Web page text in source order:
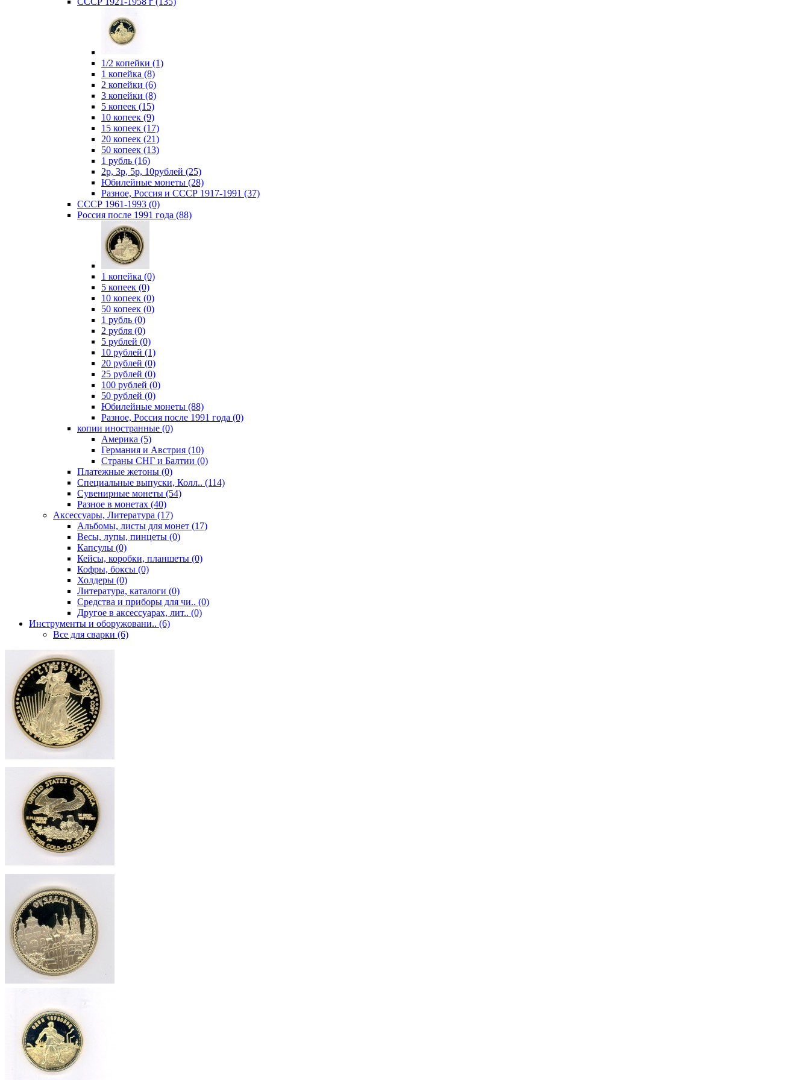
1/2 копейки (1)
1 копейка (8)
2 копейки (6)
3 копейки (8)
5 копеек (15)
10 копеек (9)
15 копеек (17)
20 копеек (21)
50 копеек (13)
1 рубль (16)
2р, 3р, 5р, 10рублей (25)
Юбилейные монеты (28)
Разное, Россия и СССР 1917-1991 (37)
СССР 1961-1993 (0)
Россия после 1991 года (88)
1 копейка (0)
5 копеек (0)
10 копеек (0)
50 копеек (0)
1 рубль (0)
2 рубля (0)
5 рублей (0)
10 рублей (1)
20 рублей (0)
25 рублей (0)
100 рублей (0)
50 рублей (0)
Юбилейные монеты (88)
Разное, Россия после 1991 года (0)
копии иностранные (0)
Америка (5)
Германия и Австрия (10)
Страны СНГ и Балтии (0)
Платежные жетоны (0)
Специальные выпуски, Колл.. (114)
Сувенирные монеты (54)
Разное в монетах (40)
Аксессуары, Литература (17)
Альбомы, листы для монет (17)
Весы, лупы, пинцеты (0)
Капсулы (0)
Кейсы, коробки, планшеты (0)
Кофры, боксы (0)
Холдеры (0)
Литература, каталоги (0)
Средства и приборы для чи.. (0)
Другое в аксессуарах, лит.. (0)
Инструменты и оборужовани.. (6)
Все для сварки (6)